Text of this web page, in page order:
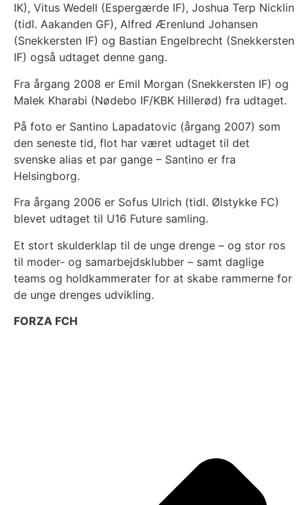
IK), Vitus Wedell (Espergærde IF), Joshua Terp Nicklin
(tidl. Aakanden GF), Alfred Ærenlund Johansen
(Snekkersten IF) og Bastian Engelbrecht (Snekkersten
IF) også udtaget denne gang.
Fra årgang 2008 er Emil Morgan (Snekkersten IF) og
Malek Kharabi (Nødebo IF/KBK Hillerød) fra udtaget.
På foto er Santino Lapadatovic (årgang 2007) som
den seneste tid, flot har været udtaget til det
svenske alias et par gange – Santino er fra
Helsingborg.
Fra årgang 2006 er Sofus Ulrich (tidl. Ølstykke FC)
blevet udtaget til U16 Future samling.
Et stort skulderklap til de unge drenge – og stor ros
til moder- og samarbejdsklubber – samt daglige
teams og holdkammerater for at skabe rammerne for
de unge drenges udvikling.
FORZA FCH